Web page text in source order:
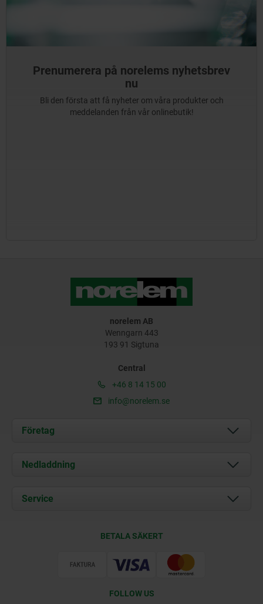
Prenumerera på norelems nyhetsbrev
nu
Bli den första att få nyheter om våra produkter och
meddelanden från vår onlinebutik!
norelem AB
Wenngarn 443
193 91 Sigtuna
Central
+46 8 14 15 00
info@norelem.se
Företag
Om oss
Kontakt
Nedladdning
Documents
Service
BETALA SÄKERT
FOLLOW US